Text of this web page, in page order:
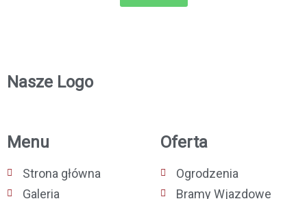
Nasze Logo
Menu
Strona główna
Galeria
Oferta
Ogrodzenia
Bramy Wjazdowe